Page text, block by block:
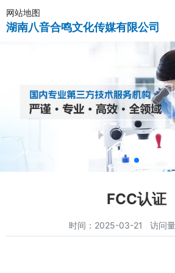
网站地图
湖南八音合鸣文化传媒有限公司
FCC认证
时间：2025-03-21 访问